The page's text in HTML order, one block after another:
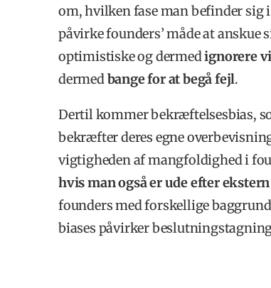
om, hvilken fase man befinder sig
påvirke founders’ måde at
optimistiske og dermedignorere
dermed bange for at begå fejl.
Dertil kommer bekræftelsesbias,
bekræfter deres egne
vigtigheden af mangfoldighed i
hvis man også er ude efter
founders med forskellige
biases påvirker